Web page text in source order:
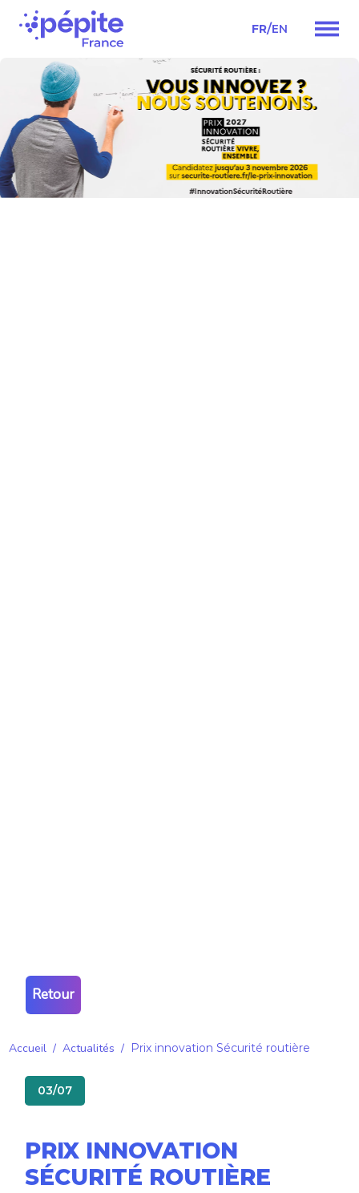
Navigation
FR/EN
Retour
Accueil / Actualités / Prix innovation Sécurité routière
03/07
PRIX INNOVATION
SÉCURITÉ ROUTIÈRE